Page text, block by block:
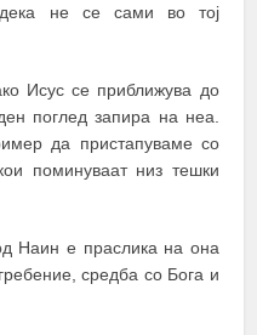
не се сами во тој
Исус се приближува до
поглед запира на неа.
да пристапуваме со
поминуваат низ тешки
Наин е праслика на она
средба со Бога и